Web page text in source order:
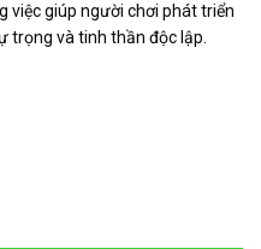
việc giúp người chơi phát triển
trọng và tinh thần độc lập.